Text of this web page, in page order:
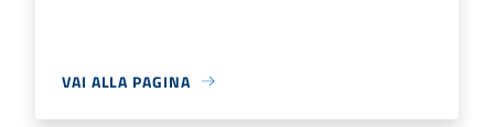
VAI ALLA PAGINA